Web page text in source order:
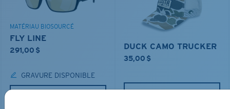
MATÉRIAU BIOSOURCÉ
FLY LINE
291,00 $
GRAVURE DISPONIBLE
DUCK CAMO TRUCKER
35,00 $
AJOUTER AU